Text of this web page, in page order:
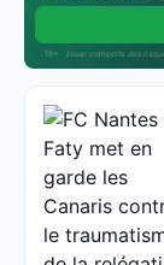
18+ · Jouer comporte des